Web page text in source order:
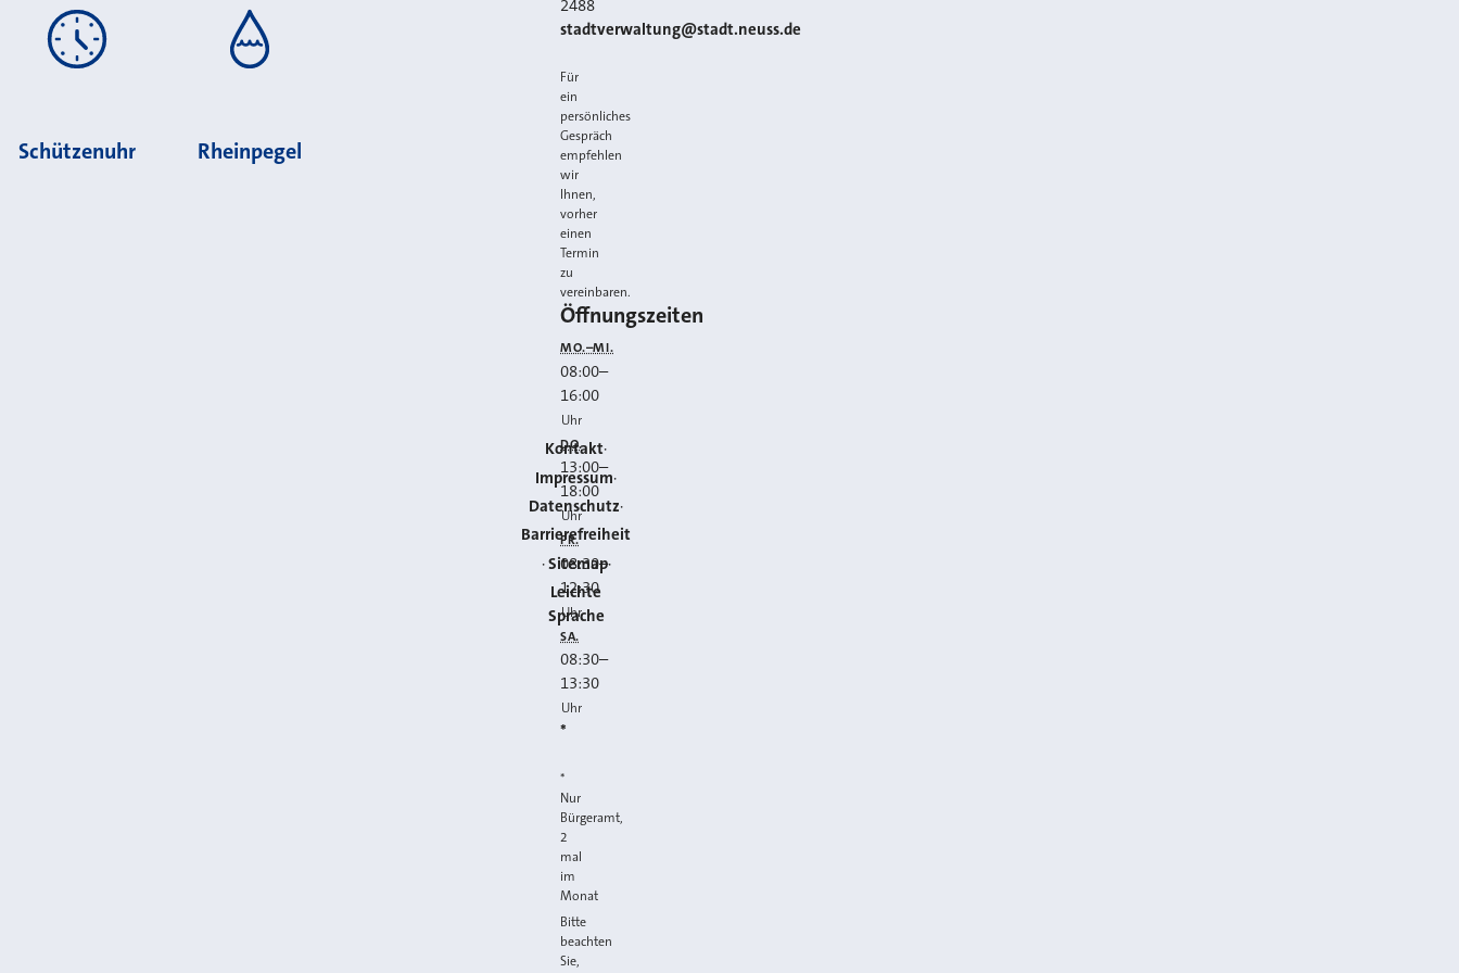
Schützenuhr Rheinpegel
Kontakt
Impressum
Datenschutz
Barrierefreiheit
Sitemap
Leichte
Sprache
2488
E-MAIL
stadtverwaltung@stadt.neuss.de
Für
ein
persönliches
Gespräch
empfehlen
wir
Ihnen,
vorher
einen
Termin
zu
vereinbaren.
Öffnungszeiten
MO.–MI.
08:00–
16:00
Uhr
DO.
13:00–
18:00
Uhr
FR.
08:30–
12:30
Uhr
SA.
08:30–
13:30
Uhr
*
*
Nur
Bürgeramt,
2
mal
im
Monat
Bitte
beachten
Sie,